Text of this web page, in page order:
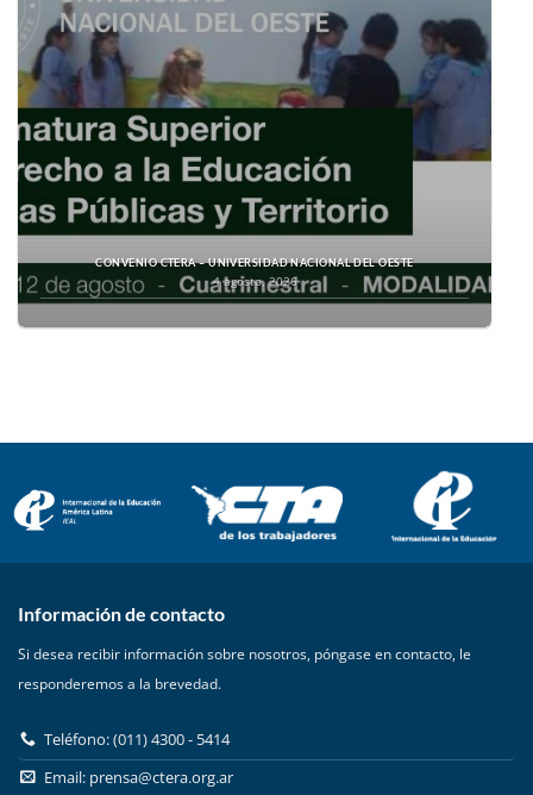
CONVENIO CTERA – UNIVERSIDAD NACIONAL DEL OESTE
4 agosto, 2026
Información de contacto
Si desea recibir información sobre nosotros, póngase en contacto, le
responderemos a la brevedad.
Teléfono: (011) 4300 - 5414
Email: prensa@ctera.org.ar